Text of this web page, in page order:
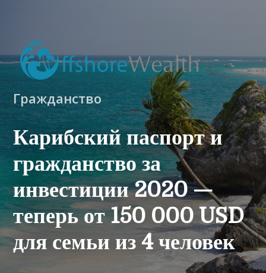
Гражданство
Карибский паспорт и
гражданство за
инвестиции 2020 —
теперь от 150 000 USD
для семьи из 4 человек